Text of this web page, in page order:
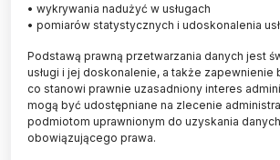
Strach na wróble; Adobe Stock
• wykrywania nadużyć w usługach
• pomiarów statystycznych i udoskonalenia
Podstawą prawną przetwarzania danych jest
usługi i jej doskonalenie, a także
co stanowi prawnie uzasadniony interes
mogą być udostępniane na zlecenie
podmiotom uprawnionym do uzyskania
obowiązującego prawa.